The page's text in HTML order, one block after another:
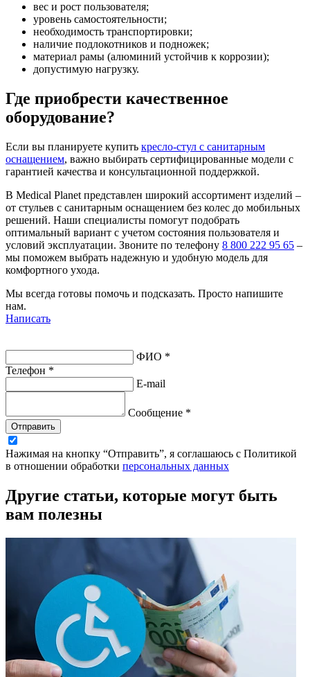
вес и рост пользователя;
уровень самостоятельности;
необходимость транспортировки;
наличие подлокотников и подножек;
материал рамы (алюминий устойчив к коррозии);
допустимую нагрузку.
Где приобрести качественное
оборудование?
Если вы планируете купить кресло-стул с санитарным
оснащением, важно выбирать сертифицированные модели с
гарантией качества и консультационной поддержкой.
В Medical Planet представлен широкий ассортимент изделий –
от стульев с санитарным оснащением без колес до мобильных
решений. Наши специалисты помогут подобрать
оптимальный вариант с учетом состояния пользователя и
условий эксплуатации. Звоните по телефону 8 800 222 95 65 –
мы поможем выбрать надежную и удобную модель для
комфортного ухода.
Мы всегда готовы помочь и подсказать. Просто напишите
нам.
Написать
ФИО *
Телефон *
E-mail
Сообщение *
Отправить
Нажимая на кнопку “Отправить”, я соглашаюсь с Политикой
в отношении обработки персональных данных
Другие статьи, которые могут быть
вам полезны